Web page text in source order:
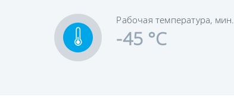
Рабочая температура, мин.
-45 °C